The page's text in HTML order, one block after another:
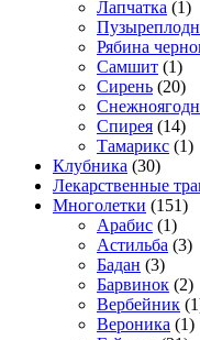
Лапчатка (1)
Рябина
Самшит (1)
Сирень (20)
Спирея (14)
Тамарикс (1)
Клубника (30)
Лекарственные
Многолетки (151)
Арабис (1)
Астильба (3)
Бадан (3)
Барвинок (2)
Вербейник
Вероника (1)